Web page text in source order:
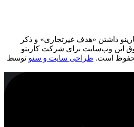
داشتن «هدف غیرتجاری» و ذکر
اين وب‌سايت برای شرکت کارینو
محفوظ است. طراحی سایت و سئو توسط